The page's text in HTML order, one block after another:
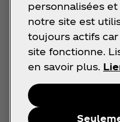
personnalisées
notre site est
toujours actifs
site fonctionne.
en savoir plus.